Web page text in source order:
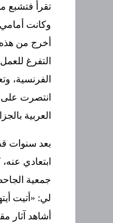
تقرأ فتشبع
وكانت
أخرج من هذه
التفرغ
انتصرت
العربية
بعد سنوات
ابتعادي
جمعية
لي: «أتيت
أشاهد آثار